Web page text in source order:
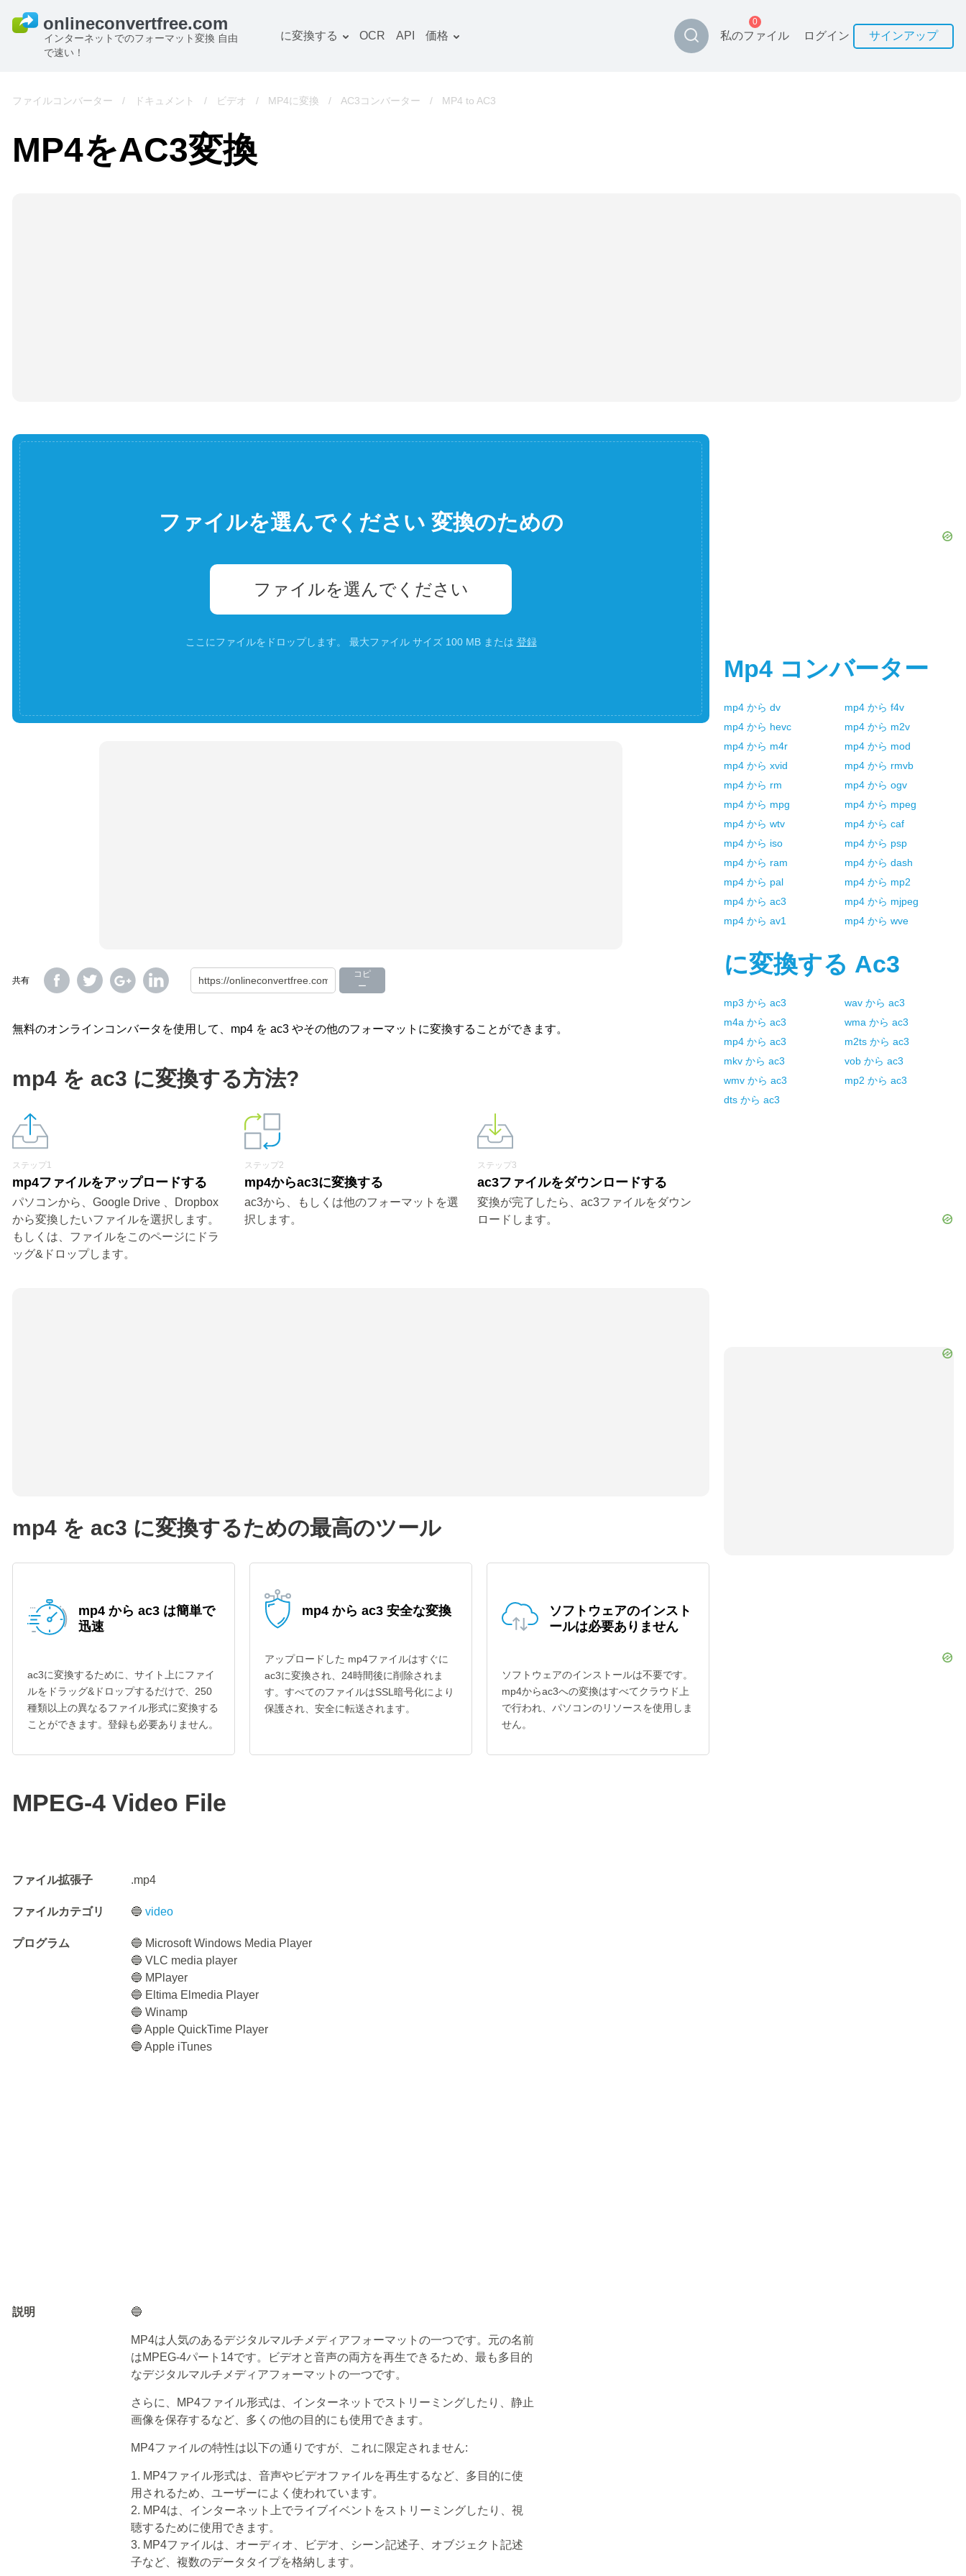
インターネットでのフォーマット変換 自由
で速い！
に変換する
画像 コンバーター
OCR API 価格 私のファイル
0
ログイン サインアップ
ファイルコンバーター / ドキュメント / ビデオ / MP4に変換 / AC3コンバーター / MP4 to AC3
MP4をAC3変換
ファイルを選んでください 変換のための
ファイルを選んでください
ここにファイルをドロップします。 最大ファイル サイズ 100 MB または 登録
共有
コピ
ー
無料のオンラインコンバータを使用して、mp4 を ac3 やその他のフォーマットに変換することができます。
mp4 を ac3 に変換する方法?
ステップ1
mp4ファイルをアップロードする
パソコンから、Google Drive 、Dropbox
から変換したいファイルを選択します。
もしくは、ファイルをこのページにドラ
ッグ&ドロップします。
ステップ2
mp4からac3に変換する
ac3から、もしくは他のフォーマットを選
択します。
ステップ3
ac3ファイルをダウンロードする
変換が完了したら、ac3ファイルをダウン
ロードします。
mp4 を ac3 に変換するための最高のツール
mp4 から ac3 は簡単で
迅速
ac3に変換するために、サイト上にファイ
ルをドラッグ&ドロップするだけで、250
種類以上の異なるファイル形式に変換する
ことができます。登録も必要ありません。
mp4 から ac3 安全な変換
アップロードした mp4ファイルはすぐに
ac3に変換され、24時間後に削除されま
す。すべてのファイルはSSL暗号化により
保護され、安全に転送されます。
ソフトウェアのインスト
ールは必要ありません
ソフトウェアのインストールは不要です。
mp4からac3への変換はすべてクラウド上
で行われ、パソコンのリソースを使用しま
せん。
MPEG-4 Video File
ファイル拡張子 .mp4
ファイルカテゴリ 🔵video
プログラム
🔵 Microsoft Windows Media Player
🔵 VLC media player
🔵 MPlayer
🔵 Eltima Elmedia Player
🔵 Winamp
🔵 Apple QuickTime Player
🔵 Apple iTunes
説明 🔵
MP4は人気のあるデジタルマルチメディアフォーマットの一つです。元の名前
はMPEG-4パート14です。ビデオと音声の両方を再生できるため、最も多目的
なデジタルマルチメディアフォーマットの一つです。
さらに、MP4ファイル形式は、インターネットでストリーミングしたり、静止
画像を保存するなど、多くの他の目的にも使用できます。
MP4ファイルの特性は以下の通りですが、これに限定されません:
1. MP4ファイル形式は、音声やビデオファイルを再生するなど、多目的に使
用されるため、ユーザーによく使われています。
2. MP4は、インターネット上でライブイベントをストリーミングしたり、視
聴するために使用できます。
3. MP4ファイルは、オーディオ、ビデオ、シーン記述子、オブジェクト記述
子など、複数のデータタイプを格納します。
Mp4 コンバーター
mp4 から dv mp4 から f4v
mp4 から hevc mp4 から m2v
mp4 から m4r mp4 から mod
mp4 から xvid mp4 から rmvb
mp4 から rm mp4 から ogv
mp4 から mpg mp4 から mpeg
mp4 から wtv mp4 から caf
mp4 から iso mp4 から psp
mp4 から ram mp4 から dash
mp4 から pal mp4 から mp2
mp4 から ac3 mp4 から mjpeg
mp4 から av1 mp4 から wve
に変換する Ac3
mp3 から ac3 wav から ac3
m4a から ac3 wma から ac3
mp4 から ac3 m2ts から ac3
mkv から ac3 vob から ac3
wmv から ac3 mp2 から ac3
dts から ac3